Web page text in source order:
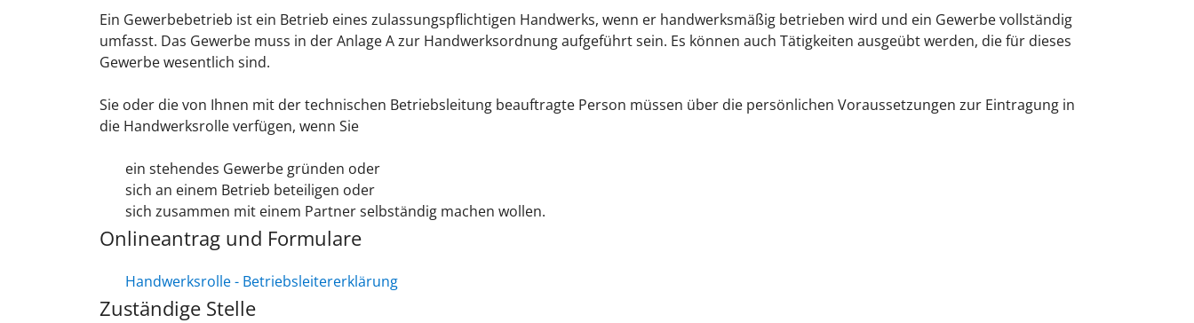
Ein Gewerbebetrieb ist ein Betrieb eines zulassungspflichtigen Handwerks, wenn er handwerksmäßig betrieben wird und ein Gewerbe vollständig
umfasst. Das Gewerbe muss in der Anlage A zur Handwerksordnung aufgeführt sein. Es können auch Tätigkeiten ausgeübt werden, die für dieses
Gewerbe wesentlich sind.
Sie oder die von Ihnen mit der technischen Betriebsleitung beauftragte Person müssen über die persönlichen Voraussetzungen zur Eintragung in
die Handwerksrolle verfügen, wenn Sie
ein stehendes Gewerbe gründen oder
sich an einem Betrieb beteiligen oder
sich zusammen mit einem Partner selbständig machen wollen.
Onlineantrag und Formulare
Handwerksrolle - Betriebsleitererklärung
Zuständige Stelle